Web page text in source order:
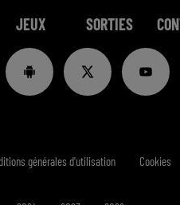
JEUX SORTIES
générales d'utilisation Cookies